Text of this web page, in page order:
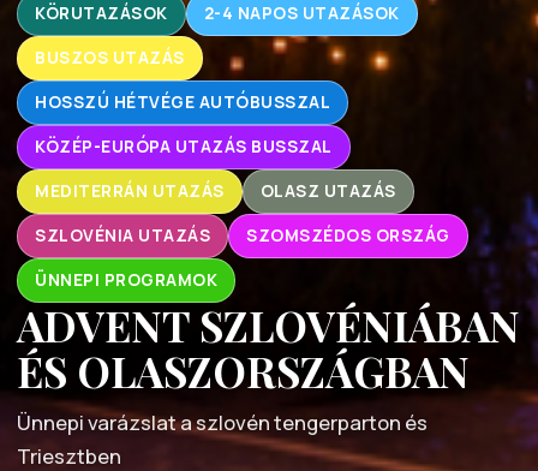
KÖRUTAZÁSOK 2-4 NAPOS UTAZÁSOK
BUSZOS UTAZÁS
HOSSZÚ HÉTVÉGE AUTÓBUSSZAL
KÖZÉP-EURÓPA UTAZÁS BUSSZAL
MEDITERRÁN UTAZÁS OLASZ UTAZÁS
SZLOVÉNIA UTAZÁS SZOMSZÉDOS ORSZÁG
ÜNNEPI PROGRAMOK
ADVENT SZLOVÉNIÁBAN
ÉS OLASZORSZÁGBAN
Ünnepi varázslat a szlovén tengerparton és
Triesztben